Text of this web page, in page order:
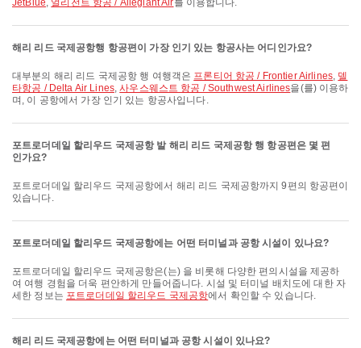
JetBlue, 얼리전트 항공 / Allegiant Air를 이용합니다.
해리 리드 국제공항행 항공편이 가장 인기 있는 항공사는 어디인가요?
대부분의 해리 리드 국제공항 행 여행객은 프론티어 항공 / Frontier Airlines, 델
타항공 / Delta Air Lines,사우스웨스트 항공 / Southwest Airlines을(를) 이용하
며, 이 공항에서 가장 인기 있는 항공사입니다.
포트로더데일 할리우드 국제공항 발 해리 리드 국제공항 행 항공편은 몇 편
인가요?
포트로더데일 할리우드 국제공항에서 해리 리드 국제공항까지 9편의 항공편이
있습니다.
포트로더데일 할리우드 국제공항에는 어떤 터미널과 공항 시설이 있나요?
포트로더데일 할리우드 국제공항은(는) 을 비롯해 다양한 편의시설을 제공하
여 여행 경험을 더욱 편안하게 만들어줍니다. 시설 및 터미널 배치도에 대한 자
세한 정보는 포트로더데일 할리우드 국제공항에서 확인할 수 있습니다.
해리 리드 국제공항에는 어떤 터미널과 공항 시설이 있나요?